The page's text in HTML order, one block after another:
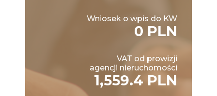
Wniosek o wpis do KW
0 PLN
VAT od prowizji
agencji nieruchomości
1,559.4 PLN